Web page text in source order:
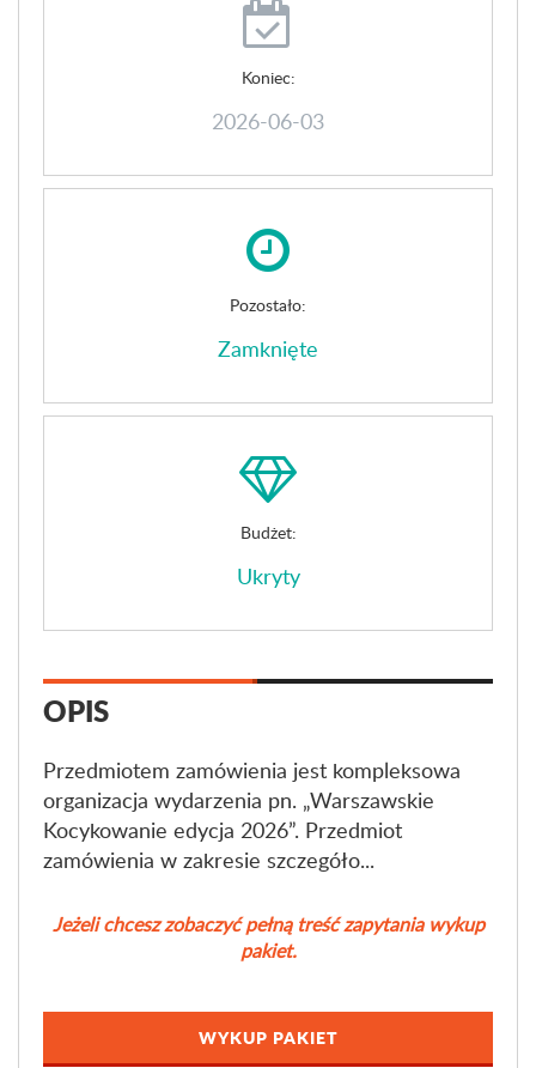
Koniec:
2026-06-03
Pozostało:
Zamknięte
Budżet:
Ukryty
OPIS
Przedmiotem zamówienia jest kompleksowa
organizacja wydarzenia pn. „Warszawskie
Kocykowanie edycja 2026”. Przedmiot
zamówienia w zakresie szczegóło...
Jeżeli chcesz zobaczyć pełną treść zapytania wykup
pakiet.
WYKUP PAKIET